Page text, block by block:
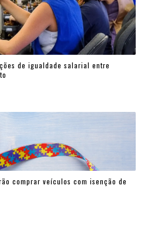
de igualdade salarial entre
comprar veículos com isenção de